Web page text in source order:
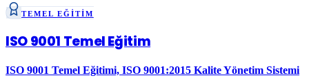
TEMEL EĞİTİM
ISO 9001 Temel Eğitim
ISO 9001 Temel Eğitimi, ISO 9001:2015 Kalite Yönetim Sistemi